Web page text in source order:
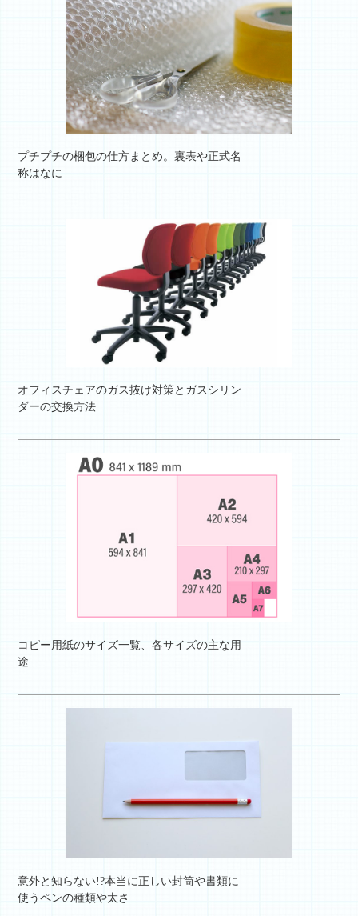
プチプチの梱包の仕方まとめ。裏表や正式名
称はなに
オフィスチェアのガス抜け対策とガスシリン
ダーの交換方法
コピー用紙のサイズ一覧、各サイズの主な用
途
意外と知らない!?本当に正しい封筒や書類に
使うペンの種類や太さ